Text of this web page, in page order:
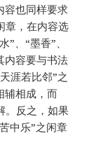
容也同样要求
章，在内容选
、“墨香”、
内容要与书法
涯若比邻”之
辅相成，而
。反之，如果
中乐”之闲章